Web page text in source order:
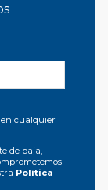
en cualquier
de baja,
Política